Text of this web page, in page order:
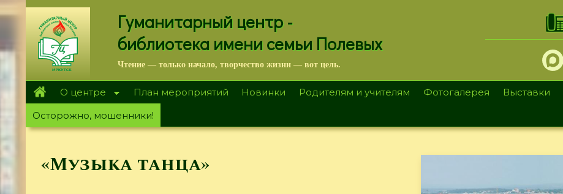
Перейти
к
основному
содержанию
Гуманитарный центр -
библиотека имени семьи Полевых
Чтение — только начало, творчество жизни — вот цель.
О центре План мероприятий Новинки Родителям и учителям Фотогалерея Выставки
Осторожно, мошенники!
«Музыка танца»